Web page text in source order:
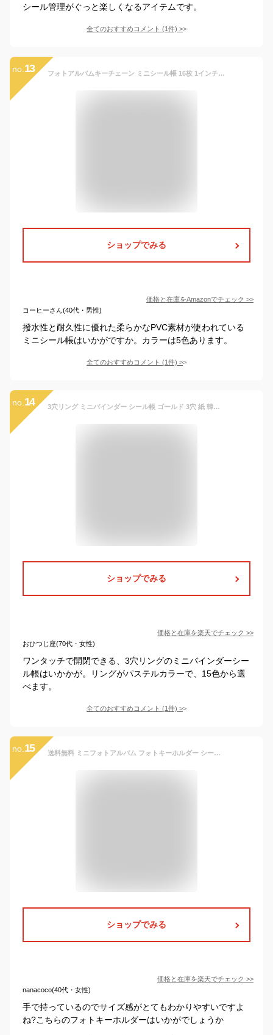
シール管理がぐっと楽しくなるアイテムです。
全てのおすすめコメント (1件) >
no. 13 フォトアルバムキーチェーン ミニシール帳 16枚 1インチ 透明 写真収納 PVC 防水・防塵 スナップ留め アルバム 手作りカバン掛け ペンダント 恋人メモリー 誕生日 記念日 思い出記録 ギフト用 1個入
ショップでみる
価格と在庫をAmazonでチェック >>
コーヒーさん(40代・男性)
撥水性と耐久性に優れた柔らかなPVC素材が使われている
ミニシール帳はいかがですか。カラーは5色あります。
全てのおすすめコメント (1件) >
no. 14 3穴リング ミニバインダー シール帳 ゴールド 3穴 紙 韓国 手帳 メモ帳 韓国雑貨 トレカ 方眼紙80枚付き コレクトブック 推し活 グッズ オタ活 推し色 推しカラー ヲタ活 送料無料
ショップでみる
価格と在庫を楽天でチェック >>
おひつじ座(70代・女性)
ワンタッチで開閉できる、3穴リングのミニバインダーシー
ル帳はいかかが。リングがパステルカラーで、15色から選
べます。
全てのおすすめコメント (1件) >
no. 15 送料無料 ミニフォトアルバム フォトキーホルダー シール帳 シール手帳 16枚収納 キーリング付き ポケットアルバム フォトホルダー 推し活 オタ活 写真入れ
ショップでみる
価格と在庫を楽天でチェック >>
nanacoco(40代・女性)
手で持っているのでサイズ感がとてもわかりやすいですよ
ね?こちらのフォトキーホルダーはいかがでしょうか